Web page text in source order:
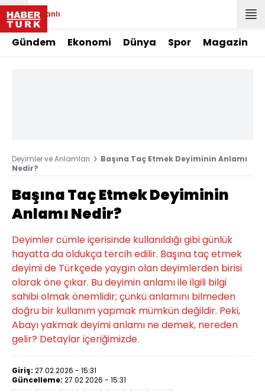
Canlı
Gündem Ekonomi Dünya Spor Magazin
Deyimler ve Anlamları
Başına Taç Etmek Deyiminin Anlamı
Nedir?
Başına Taç Etmek Deyiminin
Anlamı Nedir?
Deyimler cümle içerisinde kullanıldığı gibi günlük
hayatta da oldukça tercih edilir. Başına taç etmek
deyimi de Türkçede yaygın olan deyimlerden birisi
olarak öne çıkar. Bu deyimin anlamı ile ilgili bilgi
sahibi olmak önemlidir; çünkü anlamını bilmeden
doğru bir kullanım yapmak mümkün değildir. Peki,
Abayı yakmak deyimi anlamı ne demek, nereden
gelir? Detaylar içeriğimizde.
Giriş: 27.02.2026 - 15:31
Güncelleme: 27.02.2026 - 15:31